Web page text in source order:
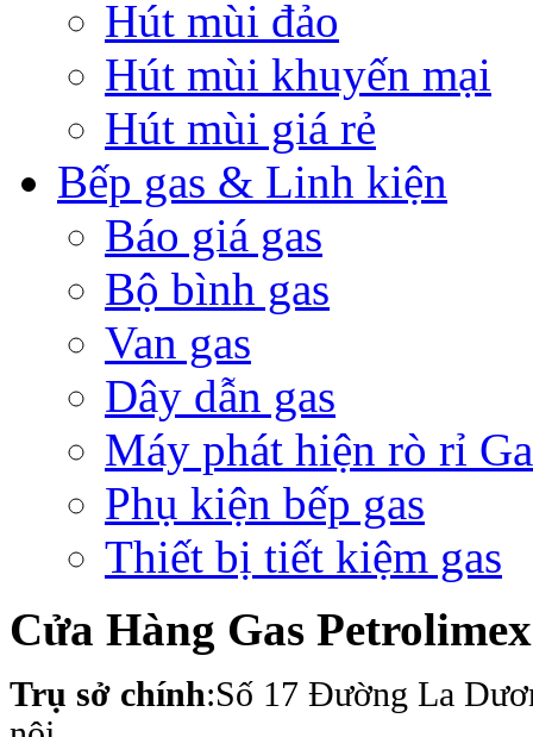
Hút mùi đảo
Hút mùi khuyến mại
Hút mùi giá rẻ
Bếp gas & Linh kiện
Báo giá gas
Bộ bình gas
Van gas
Dây dẫn gas
Máy phát hiện rò rỉ
Phụ kiện bếp gas
Thiết bị tiết kiệm gas
Cửa Hàng Gas
Trụ sở chính:Số 17 Đường La